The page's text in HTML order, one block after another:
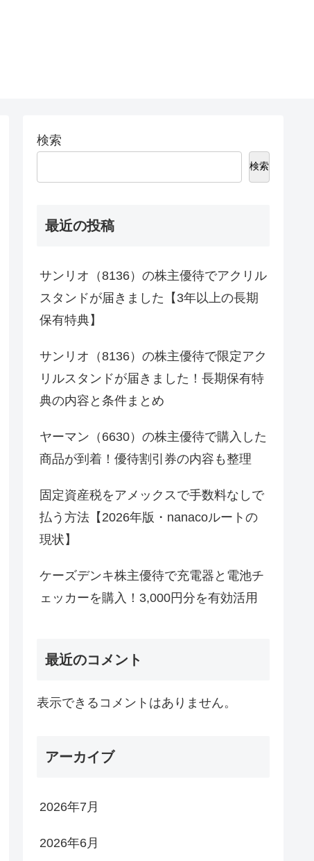
検索
検索
最近の投稿
サンリオ（8136）の株主優待でアクリル
スタンドが届きました【3年以上の長期
保有特典】
サンリオ（8136）の株主優待で限定アク
リルスタンドが届きました！長期保有特
典の内容と条件まとめ
ヤーマン（6630）の株主優待で購入した
商品が到着！優待割引券の内容も整理
固定資産税をアメックスで手数料なしで
払う方法【2026年版・nanacoルートの
現状】
ケーズデンキ株主優待で充電器と電池チ
ェッカーを購入！3,000円分を有効活用
最近のコメント
表示できるコメントはありません。
アーカイブ
2026年7月
2026年6月